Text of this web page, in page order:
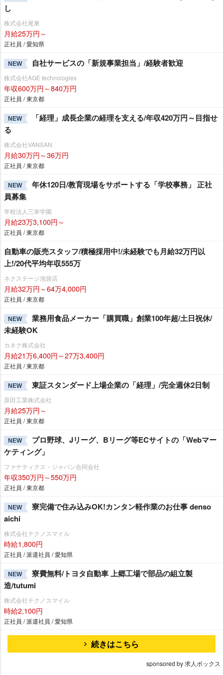
し
株式会社尾東
月給25万円～
正社員 / 愛知県
NEW 自社サービスの「新規事業担当」/経験者歓迎
株式会社AGE technologies
年収600万円～840万円
正社員 / 東京都
NEW
「経理」成長企業の経理を支える/年収420万円～目指せ
る
株式会社VANSAN
月給30万円～36万円
正社員 / 東京都
NEW
年休120日/教育現場をサポートする「学校事務」 正社
員募集
学校法人三幸学園
月給23万3,100円～
正社員 / 東京都
自動車の販売スタッフ/積極採用中!/未経験でも月給32万円以
上!/20代平均年収555万
ネクステージ池袋店
月給32万円～64万4,000円
正社員 / 東京都
NEW
業務用食品メーカー「購買職」創業100年超/土日祝休/
未経験OK
カネク株式会社
月給21万6,400円～27万3,400円
正社員 / 東京都
NEW 東証スタンダード上場企業の「経理」/完全週休2日制
原田工業株式会社
月給25万円～
正社員 / 東京都
NEW
プロ野球、Jリーグ、Bリーグ等ECサイトの「Webマー
ケティング」
ファナティクス・ジャパン合同会社
年収350万円～550万円
正社員 / 東京都
NEW
寮完備で住み込みOK!カンタン軽作業のお仕事 denso
aichi
株式会社テクノスマイル
時給1,800円
正社員 / 派遣社員 / 愛知県
NEW
寮費無料/トヨタ自動車 上郷工場で部品の組立製
造/tutumi
株式会社テクノスマイル
時給2,100円
正社員 / 派遣社員 / 愛知県
続きはこちら
sponsored by 求人ボックス